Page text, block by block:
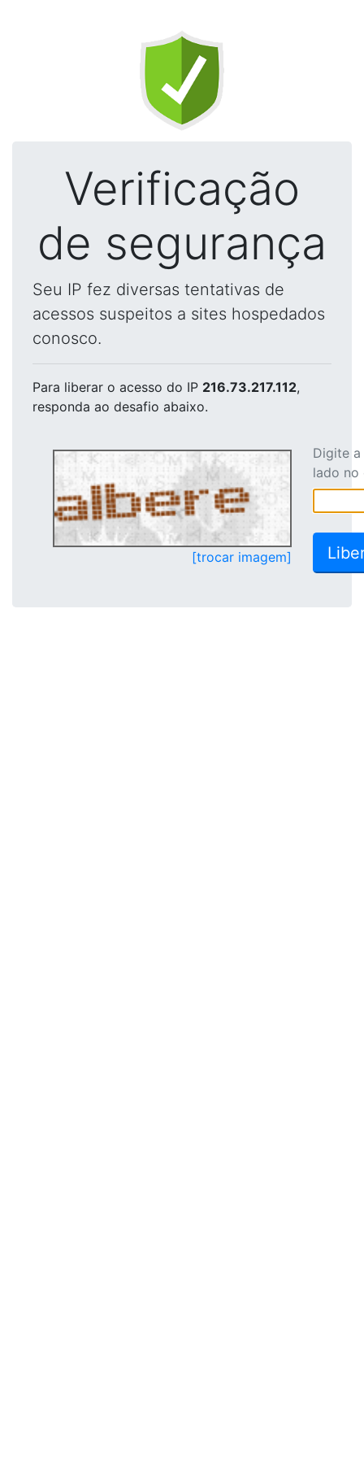
Verificação
de segurança
Seu IP fez diversas tentativas de
acessos suspeitos a sites hospedados
conosco.
Para liberar o acesso do IP 216.73.217.112,
responda ao desafio abaixo.
[trocar imagem]
Digite
lado no